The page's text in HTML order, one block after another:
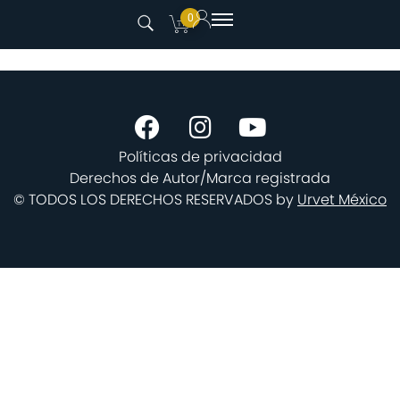
0
Políticas de privacidad
Derechos de Autor/Marca registrada
© TODOS LOS DERECHOS RESERVADOS by Urvet México